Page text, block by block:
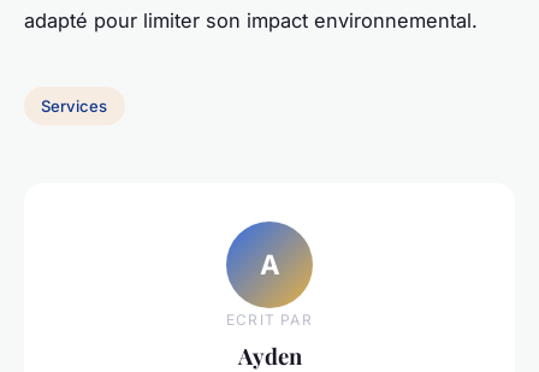
adapté pour limiter son impact environnemental.
Services
A
ECRIT PAR
Ayden